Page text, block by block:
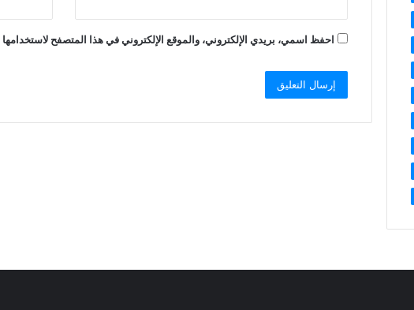
احفظ اسمي، بريدي الإلكتروني، والموقع الإلكتروني في هذا المتصفح